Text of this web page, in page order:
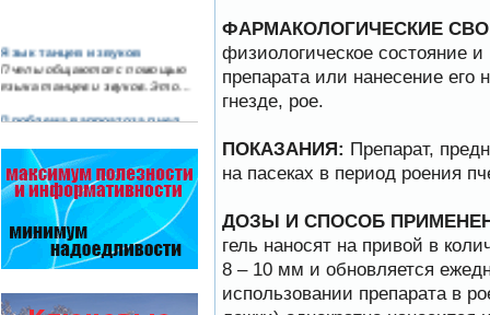
Язык танцев и звуков
Пчелы общаются с помощью
языка танцев и звуков. Это…
Проблема варроатоза пчел
поочередное применение
препаратов ЗАО
АГРОБИОПРОМ:Апидез,
Варроадез,Амипол-Т,…
Препараты для лечения пчел
ЗАО АГРОБИОПРОМ
- это и высокая
стабильные качество…
ФАРМАКОЛОГИЧЕСКИЕ
физиологическое состояние
препарата или нанесение его
гнезде, рое.
ПОКАЗАНИЯ: Препарат,
на пасеках в период роения
ДОЗЫ И СПОСОБ
гель наносят на привой в
8 – 10 мм и обновляется
использовании препарата в